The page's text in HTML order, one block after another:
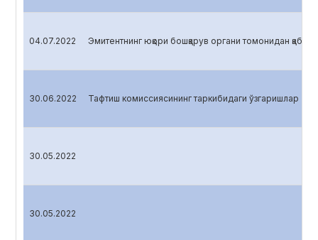
04.07.2022 Эмитентнинг юқори бошқарув органи томонидан қабул
30.06.2022 Тафтиш комиссиясининг таркибидаги ўзгаришлар
30.05.2022
30.05.2022